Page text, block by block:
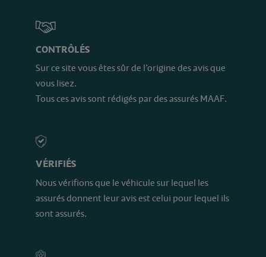
CONTRÔLÉS
Sur ce site vous êtes sûr de l’origine des avis que
vous lisez.
Tous ces avis sont rédigés par des assurés MAAF.
VÉRIFIÉS
Nous vérifions que le véhicule sur lequel les
assurés donnent leur avis est celui pour lequel ils
sont assurés.